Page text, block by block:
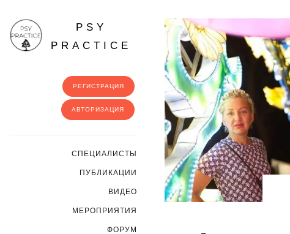
PSY
PRACTICE
РЕГИСТРАЦИЯ
АВТОРИЗАЦИЯ
CПЕЦИАЛИСТЫ
ПУБЛИКАЦИИ
ВИДЕО
МЕРОПРИЯТИЯ
ФОРУМ